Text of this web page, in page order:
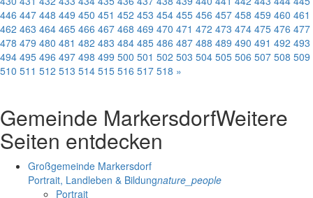
446 447 448 449 450 451 452 453 454 455 456 457 458 459 460 461
462 463 464 465 466 467 468 469 470 471 472 473 474 475 476 477
478 479 480 481 482 483 484 485 486 487 488 489 490 491 492 493
494 495 496 497 498 499 500 501 502 503 504 505 506 507 508 509
510 511 512 513 514 515 516 517 518 »
Gemeinde MarkersdorfWeitere
Seiten entdecken
Großgemeinde Markersdorf
Portrait, Landleben & Bildungnature_people
Portrait